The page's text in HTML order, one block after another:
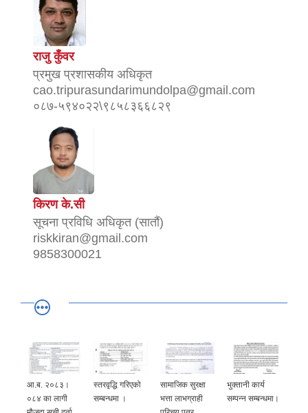
राजु कुँवर
प्रमुख प्रशासकीय अधिकृत
cao.tripurasundarimundolpa@gmail.com
०८७-५९४०२२\९८५८३६६८२९
किरण के.सी
सूचना प्रविधि अधिकृत (सातौं)
riskkiran@gmail.com
9858300021
आ.ब. २०८३।
०८४ का लागी
स्तरवृद्धि गरिएको
सम्बन्धमा ।
सामाजिक सुरक्षा
भत्ता लाभग्राही
भुक्तानी कार्य
सम्पन्न सम्बन्धमा।